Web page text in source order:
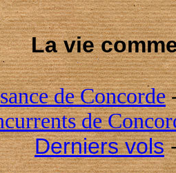
La vie
de Concorde
de
Derniers vols